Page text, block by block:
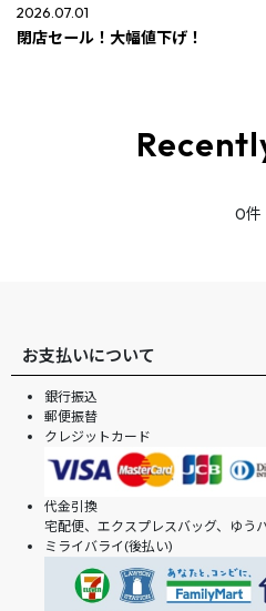
2026.07.01
閉店セール！大幅値下げ！
0件
お支払いについて
銀行振込
郵便振替
クレジットカード
代金引換
宅配便、エクスプレスバッグ、ゆう
ミライバライ(後払い)